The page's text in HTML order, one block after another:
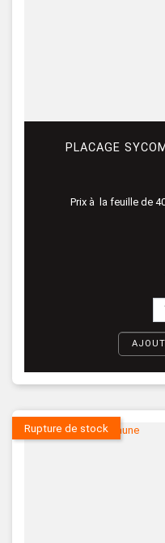
PLACAGE
Prix à la feuille de
Rupture de stock